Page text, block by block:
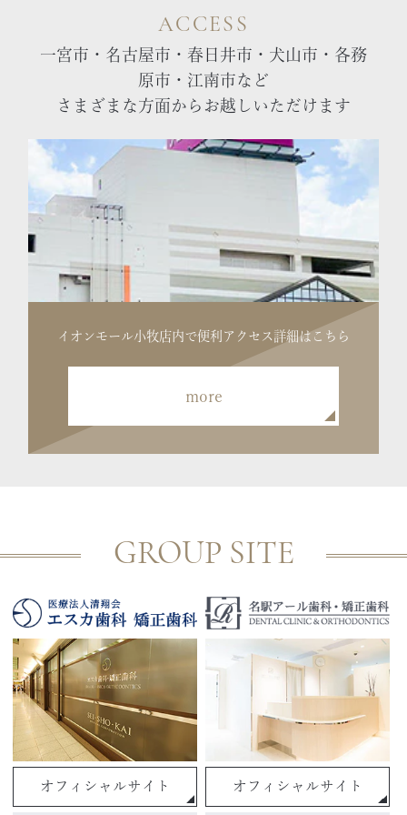
ACCESS
一宮市・名古屋市・春日井市・犬山市・各務
原市・江南市など
さまざまな方面からお越しいただけます
イオンモール小牧店内で便利 アクセス詳細はこちら
more
GROUP SITE
オフィシャルサイト オフィシャルサイト